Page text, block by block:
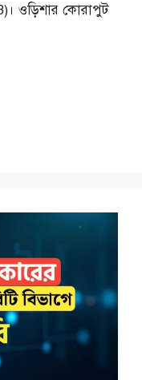
ওড়িশার কোরাপুট